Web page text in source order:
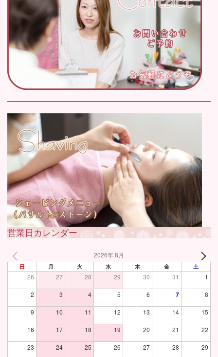
営業日カレンダー
2026年 8月
日 月 火 水 木 金 土
26 27 28 29 30 31 1
2 3 4 5 6 7 8
9 10 11 12 13 14 15
16 17 18 19 20 21 22
23 24 25 26 27 28 29